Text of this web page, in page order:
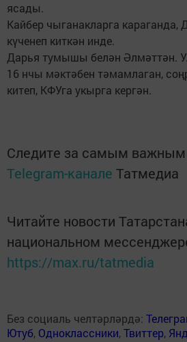
ясады.
Кайбер чыганакларга караганда,
күченеп киткән инде.
Дарья тумышы белән Әлмәттән.
16 нчы мәктәбен тәмамлаган,
китеп, КФУга укырга кергән.
Следите за самым
Telegram-канале Татмедиа
Читайте новости
национальном
https://max.ru/tatmedia
Без социаль челтәрләрдә:
Ютуб, Одноклассники,Твиттер,